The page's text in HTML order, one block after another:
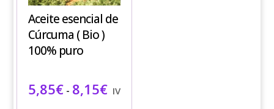
Aceite esencial de
Cúrcuma ( Bio )
100% puro
5,85€ - 8,15€Rango de precios: desde 5,85€
IVA incluido
variantes.
Las
opciones
se
elegir